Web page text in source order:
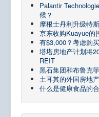
Palantir
候？
摩根士丹利升级特
京东收购Kuayue的
有$3,000？考虑购
塔塔房地产计划将
REIT
黑石集团和布鲁克
土耳其的外国房地
什么是健康食品的